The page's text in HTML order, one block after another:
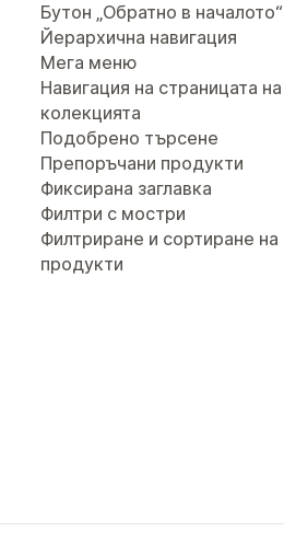
Бутон „Обратно в началото“
Йерархична навигация
Мега меню
Навигация на страницата на
колекцията
Подобрено търсене
Препоръчани продукти
Фиксирана заглавка
Филтри с мостри
Филтриране и сортиране на
продукти